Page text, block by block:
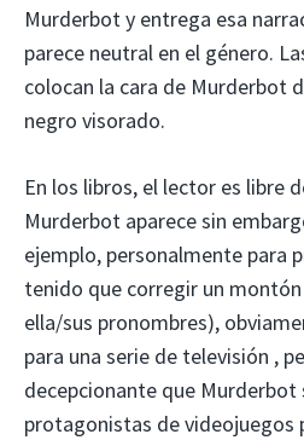
Murderbot y entrega esa
parece neutral en el género.
colocan la cara de Murderbot
negro visorado.
En los libros, el lector es libre
Murderbot aparece sin
ejemplo, personalmente para
tenido que corregir un
ella/sus pronombres),
para una serie de televisión ,
decepcionante que Murderbot
protagonistas de videojuegos